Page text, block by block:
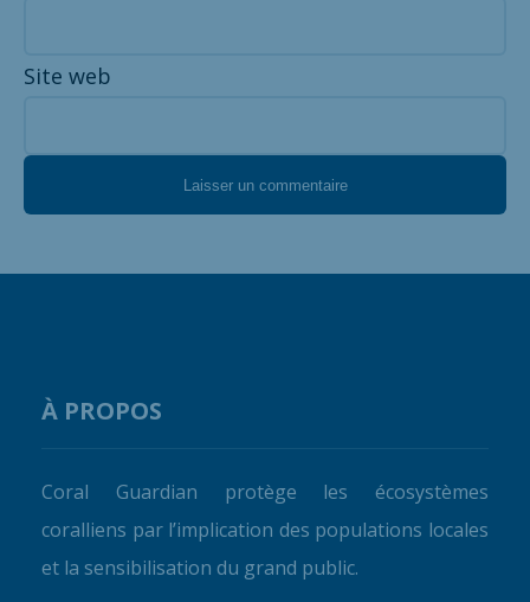
Site web
À PROPOS
Coral Guardian protège les écosystèmes
coralliens par l’implication des populations locales
et la sensibilisation du grand public.